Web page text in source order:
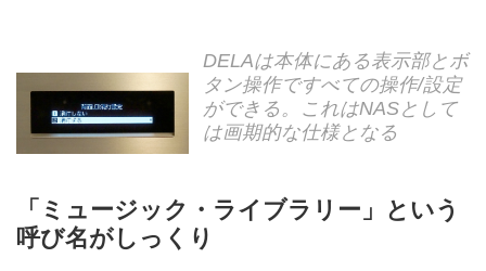
DELAは本体にある表示部とボ
タン操作ですべての操作/設定
ができる。これはNASとして
は画期的な仕様となる
「ミュージック・ライブラリー」という
呼び名がしっくり